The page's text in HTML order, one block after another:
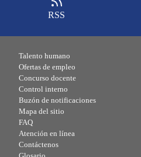
RSS
Talento humano
Ofertas de empleo
Concurso docente
Control interno
Buzón de notificaciones
Mapa del sitio
FAQ
Atención en línea
Contáctenos